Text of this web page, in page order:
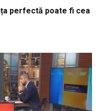
perfectă poate fi cea